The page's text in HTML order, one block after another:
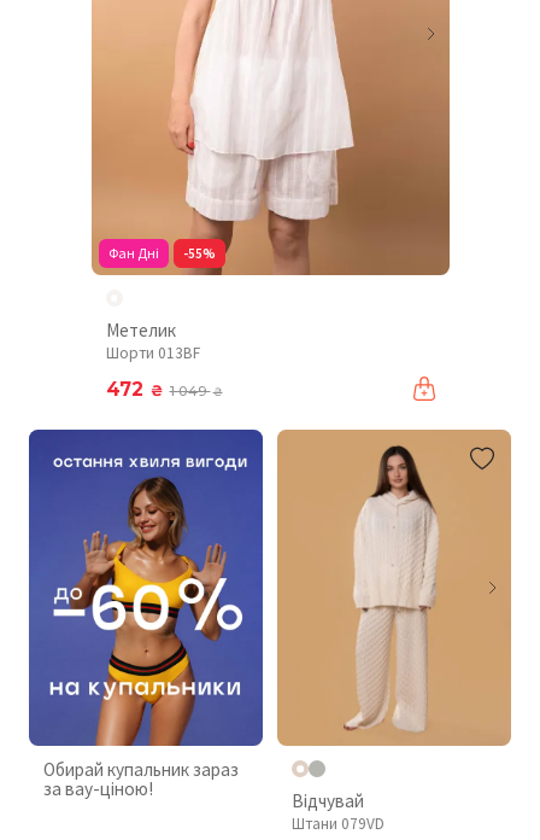
Фан Дні -55%
Метелик
Шорти 013BF
472 ₴ 1 049₴
Обирай купальник зараз
за вау-ціною!
Відчувай
Штани 079VD